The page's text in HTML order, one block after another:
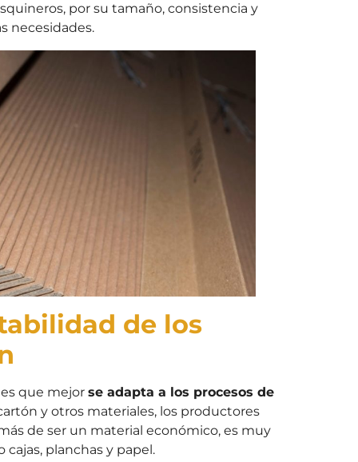
por su tamaño, consistencia y
necesidades.
de los
que mejor se adapta a los procesos de
y otros materiales, los productores
de ser un material económico, es muy
planchas y papel.